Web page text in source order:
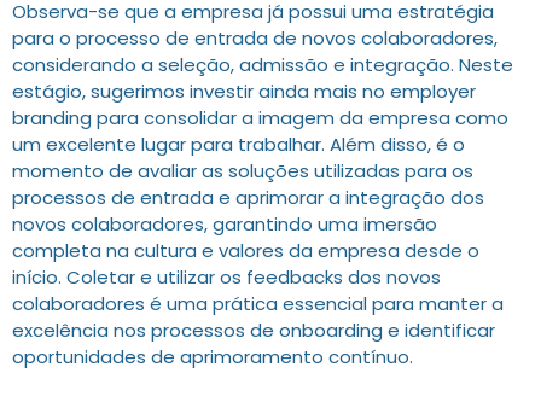
Observa-se que a empresa já possui uma estratégia
para o processo de entrada de novos colaboradores,
considerando a seleção, admissão e integração. Neste
estágio, sugerimos investir ainda mais no employer
branding para consolidar a imagem da empresa como
um excelente lugar para trabalhar. Além disso, é o
momento de avaliar as soluções utilizadas para os
processos de entrada e aprimorar a integração dos
novos colaboradores, garantindo uma imersão
completa na cultura e valores da empresa desde o
início. Coletar e utilizar os feedbacks dos novos
colaboradores é uma prática essencial para manter a
excelência nos processos de onboarding e identificar
oportunidades de aprimoramento contínuo.